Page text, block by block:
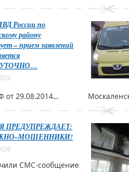
России по
району
– прием заявлений
от 29.08.2014...
ПРЕДУПРЕЖДАЕТ:
СМС-сообщение